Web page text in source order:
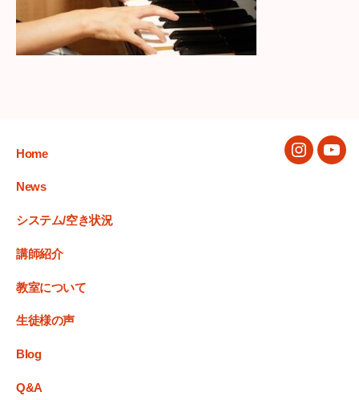
Home
News
システム/空き状況
講師紹介
教室について
生徒様の声
Blog
Q&A
Instagram